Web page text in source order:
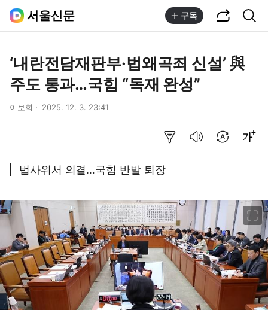
서울신문 구독
‘내란전담재판부·법왜곡죄 신설’ 與
주도 통과…국힘 “독재 완성”
이보희 2025. 12. 3. 23:41
법사위서 의결…국힘 반발 퇴장